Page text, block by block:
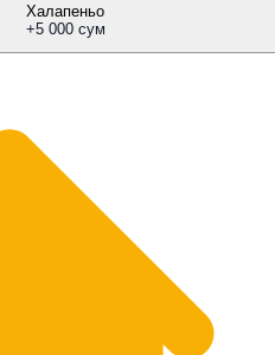
Халапеньо
+5 000 сум